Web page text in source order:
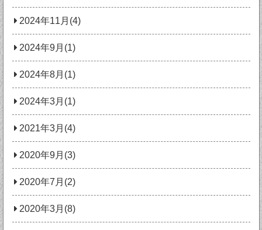
2024年11月(4)
2024年9月(1)
2024年8月(1)
2024年3月(1)
2021年3月(4)
2020年9月(3)
2020年7月(2)
2020年3月(8)